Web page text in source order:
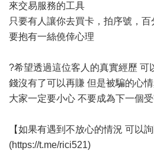
來交易服務的工具
只要有人讓你去買卡，拍序號，
要抱有一絲僥倖心理
?希望透過這位客人的真實經歷 可
錢沒有了可以再賺 但是被騙的心
大家一定要小心 不要成為下一個
【如果有遇到不放心的情況 可以詢
(https://t.me/rici521)